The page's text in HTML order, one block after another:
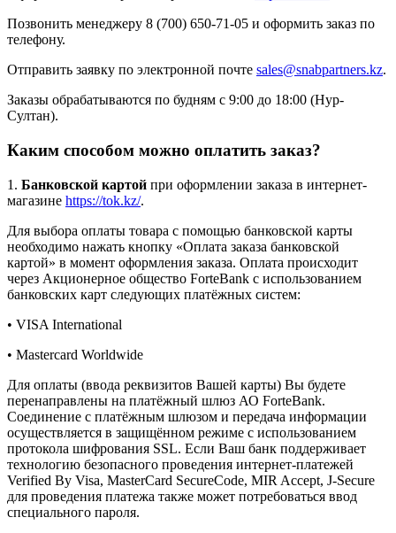
Позвонить менеджеру 8 (700) 650-71-05 и оформить заказ по
телефону.
Отправить заявку по электронной почте sales@snabpartners.kz.
Заказы обрабатываются по будням с 9:00 до 18:00 (Нур-
Султан).
Каким способом можно оплатить заказ?
1. Банковской картой при оформлении заказа в интернет-
магазине https://tok.kz/.
Для выбора оплаты товара с помощью банковской карты
необходимо нажать кнопку «Оплата заказа банковской
картой» в момент оформления заказа. Оплата происходит
через Акционерное общество ForteBank с использованием
банковских карт следующих платёжных систем:
• VISA International
• Mastercard Worldwide
Для оплаты (ввода реквизитов Вашей карты) Вы будете
перенаправлены на платёжный шлюз АО ForteBank.
Соединение с платёжным шлюзом и передача информации
осуществляется в защищённом режиме с использованием
протокола шифрования SSL. Если Ваш банк поддерживает
технологию безопасного проведения интернет-платежей
Verified By Visa, MasterCard SecureCode, MIR Accept, J-Secure
для проведения платежа также может потребоваться ввод
специального пароля.